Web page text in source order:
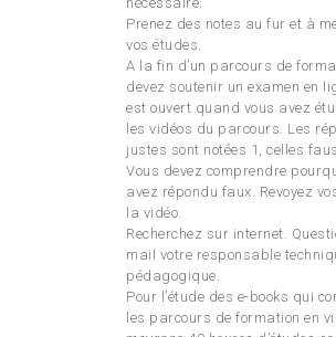
Prenez des notes au fur et à
vos études.
A la fin d’un parcours de
devez soutenir un examen en
est ouvert quand vous avez
les vidéos du parcours. Les
justes sont notées 1, celles
Vous devez comprendre
avez répondu faux. Revoyez
la vidéo.
Recherchez sur internet.
mail votre responsable
pédagogique.
Pour l’étude des e-books qui
les parcours de formation en